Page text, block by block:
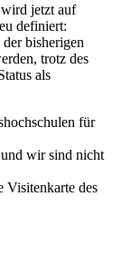
jetzt auf
definiert:
bisherigen
trotz des
als
für
wir sind nicht
Visitenkarte des